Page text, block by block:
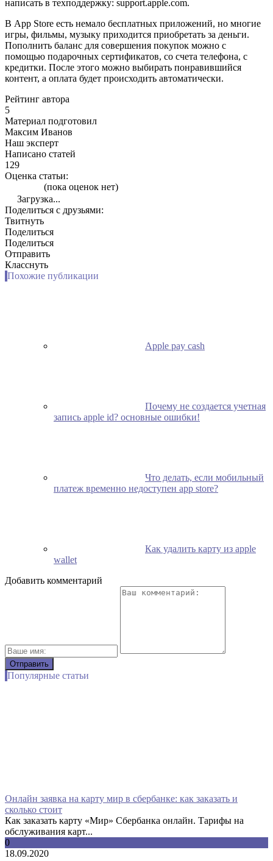
написать в техподдержку: support.apple.com.
В App Store есть немало бесплатных приложений, но многие
игры, фильмы, музыку приходится приобретать за деньги.
Пополнить баланс для совершения покупок можно с
помощью подарочных сертификатов, со счета телефона, с
кредитки. После этого можно выбирать понравившийся
контент, а оплата будет происходить автоматически.
Рейтинг автора
5
Материал подготовил
Максим Иванов
Наш эксперт
Написано статей
129
Оценка статьи:
(пока оценок нет)
Загрузка...
Поделиться с друзьями:
Твитнуть
Поделиться
Поделиться
Отправить
Класснуть
Похожие публикации
Apple pay cash
Почему не создается учетная
запись apple id? основные ошибки!
Что делать, если мобильный
платеж временно недоступен app store?
Как удалить карту из apple
wallet
Добавить комментарий
Популярные статьи
Онлайн заявка на карту мир в сбербанке: как заказать и
сколько стоит
Как заказать карту «Мир» Сбербанка онлайн. Тарифы на
обслуживания карт...
0
18.09.2020